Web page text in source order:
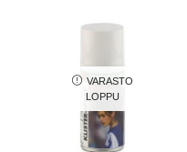
VARASTO
LOPPU